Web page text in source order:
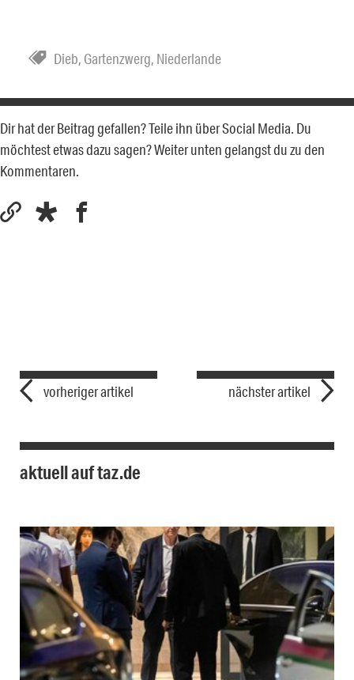
Dieb, Gartenzwerg, Niederlande
Dir hat der Beitrag gefallen? Teile ihn über Social Media. Du
möchtest etwas dazu sagen? Weiter unten gelangst du zu den
Kommentaren.
vorheriger artikel nächster artikel
aktuell auf taz.de